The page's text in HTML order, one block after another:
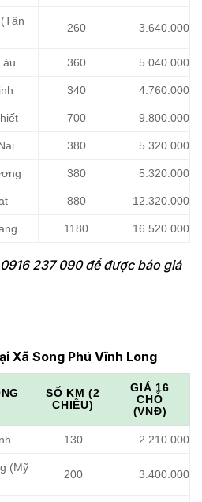
260 3.640.000
360 5.040.000
340 4.760.000
700 9.800.000
380 5.320.000
380 5.320.000
880 12.320.000
1180 16.520.000
237 090 để được báo giá
Xã Song Phú Vĩnh Long
SỐ KM (2
CHIỀU)
GIÁ 16
CHỖ
(VNĐ)
130 2.210.000
(Mỹ
200 3.400.000